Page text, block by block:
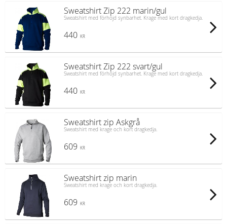
Sweatshirt Zip 222 marin/gul
Sweatshirt med förhöjd synbarhet. Krage med kort dragkedja.
440 KR
Sweatshirt Zip 222 svart/gul
Sweatshirt med förhöjd synbarhet. Krage med kort dragkedja.
440 KR
Sweatshirt zip Askgrå
Sweatshirt med krage och kort dragkedja.
609 KR
Sweatshirt zip marin
Sweatshirt med krage och kort dragkedja.
609 KR